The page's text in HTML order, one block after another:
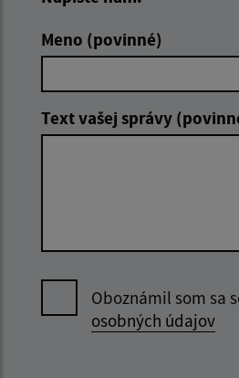
Meno (povinné)
Text vašej správy
Oboznámil som sa
osobných údajov